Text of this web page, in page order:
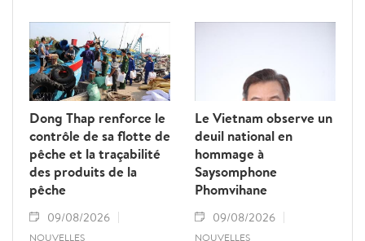
Dong Thap renforce le
contrôle de sa flotte de
pêche et la traçabilité
des produits de la
pêche
09/08/2026
NOUVELLES
Le Vietnam observe un
deuil national en
hommage à
Saysomphone
Phomvihane
09/08/2026
NOUVELLES